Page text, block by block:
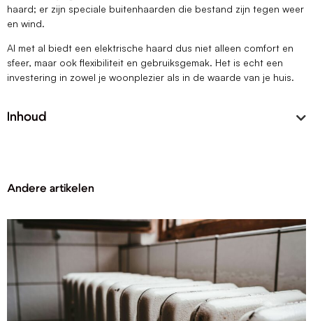
haard; er zijn speciale buitenhaarden die bestand zijn tegen weer
en wind.
Al met al biedt een elektrische haard dus niet alleen comfort en
sfeer, maar ook flexibiliteit en gebruiksgemak. Het is echt een
investering in zowel je woonplezier als in de waarde van je huis.
Inhoud
Andere artikelen